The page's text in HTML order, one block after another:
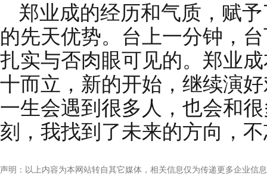
郑业成的经历和气质，赋
的先天优势。台上一分钟，
扎实与否肉眼可见的。郑业
十而立，新的开始，继续演
一生会遇到很多人，也会和
刻，我找到了未来的方向，
声明：以上内容为本网站转自其它媒体，相关信息仅为传递更多企业信